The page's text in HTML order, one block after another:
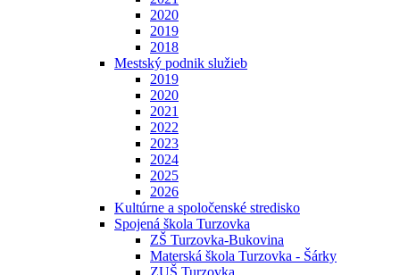
2020
2019
2018
Mestský podnik služieb
2019
2020
2021
2022
2023
2024
2025
2026
Kultúrne a spoločenské stredisko
Spojená škola Turzovka
ZŠ Turzovka-Bukovina
Materská škola Turzovka - Šárky
ZUŠ Turzovka